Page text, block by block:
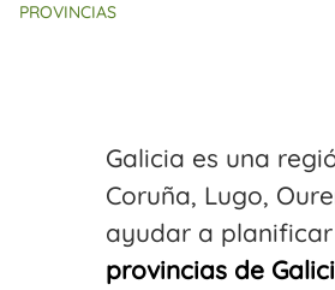
PROVINCIAS
Galicia es una
Coruña, Lugo,
ayudar a
provincias de